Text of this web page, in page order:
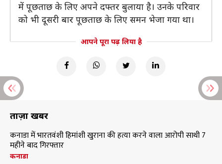
में पूछताछ के लिए अपने दफ्तर बुलाया है। उनके परिवार
को भी दूसरी बार पूछताछ के लिए समन भेजा गया था।
आपने पूरा पढ़ लिया है
ताज़ा खबरें
कनाडा में भारतवंशी हिमांशी खुराना की हत्या करने वाला आरोपी साथी 7
महीने बाद गिरफ्तार
कनाडा